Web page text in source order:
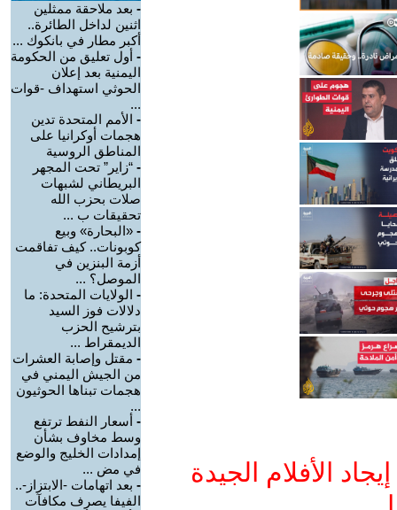
الأفلام الجيدة
- بعد ملاحقة ممثلين
اثنين لداخل الطائرة..
أكبر مطار في بانكوك ...
- أول تعليق من الحكومة
اليمنية بعد إعلان
الحوثي استهداف -قوات
...
- الأمم المتحدة تدين
هجمات أوكرانيا على
المناطق الروسية
- “زاير” تحت المجهر
البريطاني لشبهات
صلات بحزب الله
تحقيقات ب ...
- «البحارة» وبيع
كوبونات.. كيف تفاقمت
أزمة البنزين في
الموصل؟ ...
- الولايات المتحدة: ما
دلالات فوز السيد
بترشيح الحزب
الديمقراط ...
- مقتل وإصابة العشرات
من الجيش اليمني في
هجمات تبناها الحوثيون
...
- أسعار النفط ترتفع
وسط مخاوف بشأن
إمدادات الخليج والوضع
في مض ...
- بعد اتهامات -الابتزاز-..
الفيفا يصرف مكافآت